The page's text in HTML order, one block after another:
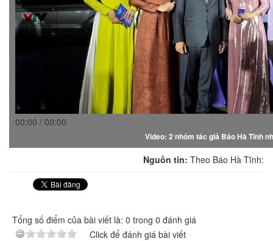
00:00 / 00:00
Video: 2 nhóm tác giả Báo Hà Tĩnh
Nguồn tin: Theo Báo Hà Tĩnh:
Tổng số điểm của bài viết là: 0 trong 0 đánh giá
Click để đánh giá bài viết